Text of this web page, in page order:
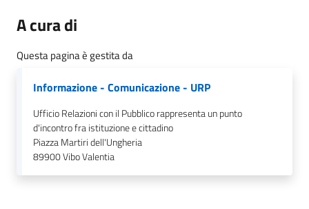
A cura di
Questa pagina è gestita da
Informazione - Comunicazione - URP
Ufficio Relazioni con il Pubblico rappresenta un punto
d'incontro fra istituzione e cittadino
Piazza Martiri dell'Ungheria
89900Vibo Valentia